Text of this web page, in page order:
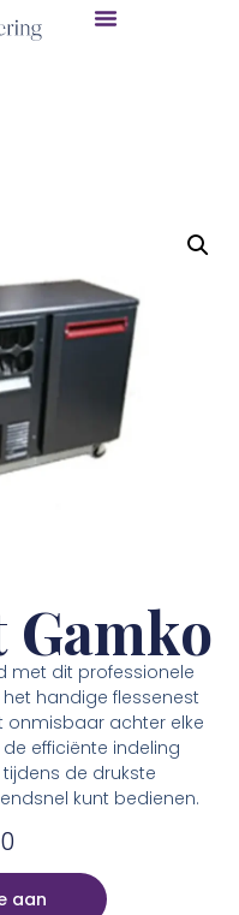
met dit professionele
handige flessenest
onmisbaar achter elke
efficiënte indeling
de drukste
kunt bedienen.
aan